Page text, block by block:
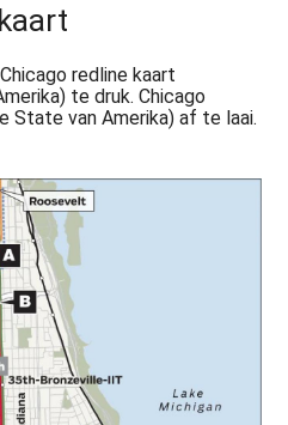
redline kaart
te druk. Chicago
State van Amerika) af te laai.